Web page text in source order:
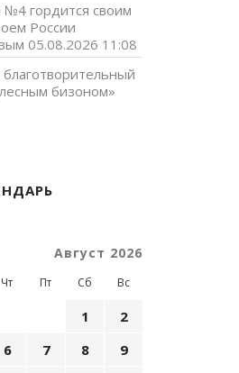
гордится своим
России
05.08.2026 11:08
бизоном»
Август 2026
Чт Пт Сб Вс
1
2
6 7 8
9